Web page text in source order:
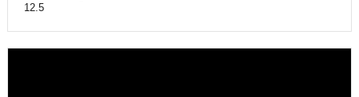
12.5